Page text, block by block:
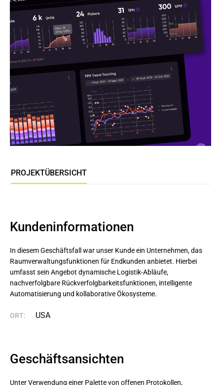
PROJEKTÜBERSICHT
Kundeninformationen
In diesem Geschäftsfall war unser Kunde ein Unternehmen, das
Raumverwaltungsfunktionen für Endkunden anbietet. Hierbei
umfasst sein Angebot dynamische Logistik-Abläufe,
nachverfolgbare Rückverfolgbarkeitsfunktionen, intelligente
Automatisierung und kollaborative Ökosysteme.
ORT: USA
Geschäftsansichten
Unter Verwendung einer Palette von offenen Protokollen,